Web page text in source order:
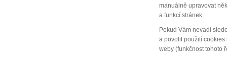
manuálně upravovat
a funkcí stránek.
Pokud Vám nevadí
a povolit použití
weby (funkčnost tohoto